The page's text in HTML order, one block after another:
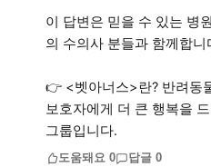
이 답변은 믿을 수 있는 병
의 수의사 분들과 함께합니
👉 <벳아너스>란? 반려동
보호자에게 더 큰 행복을
그룹입니다.
도움돼요 0 답글 0